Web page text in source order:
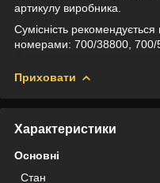
артикулу виробника.
Сумісність
номерами: 700/38800, 700/
Приховати
Характеристики
Основні
Стан